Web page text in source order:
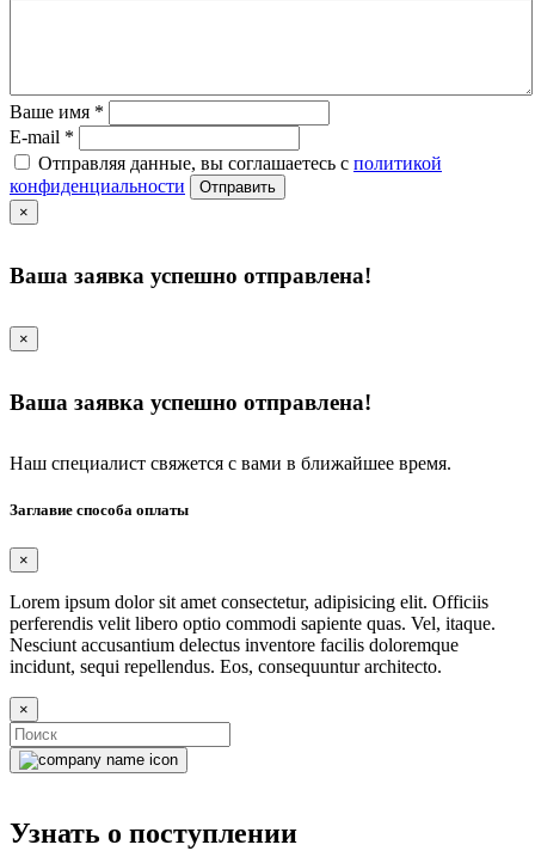
Ваше имя *
E-mail *
Отправляя данные, вы соглашаетесь с политикой
конфиденциальности
Отправить
×
Ваша заявка успешно отправлена!
×
Ваша заявка успешно отправлена!
Наш специалист свяжется с вами в ближайшее время.
Заглавие способа оплаты
×
Lorem ipsum dolor sit amet consectetur, adipisicing elit. Officiis
perferendis velit libero optio commodi sapiente quas. Vel, itaque.
Nesciunt accusantium delectus inventore facilis doloremque
incidunt, sequi repellendus. Eos, consequuntur architecto.
×
Узнать о поступлении